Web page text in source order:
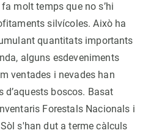
molt temps que no s’hi
silvícoles. Això ha
quantitats importants
alguns esdeveniments
ventades i nevades han
boscos. Basat
Forestals Nacionals i
s'han dut a terme càlculs